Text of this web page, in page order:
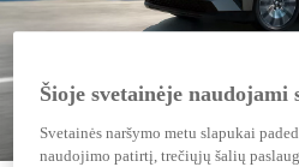
Šioje svetainėje naudojami
Svetainės naršymo metu slapukai
naudojimo patirtį, trečiųjų šalių